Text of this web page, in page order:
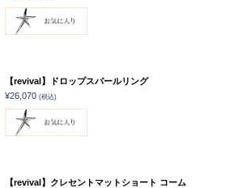
【revival】ドロップスパールリング
¥26,070 (税込)
【revival】クレセントマットショート コーム